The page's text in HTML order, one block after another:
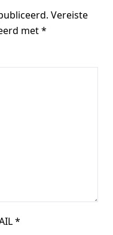
Vereiste
met*
*